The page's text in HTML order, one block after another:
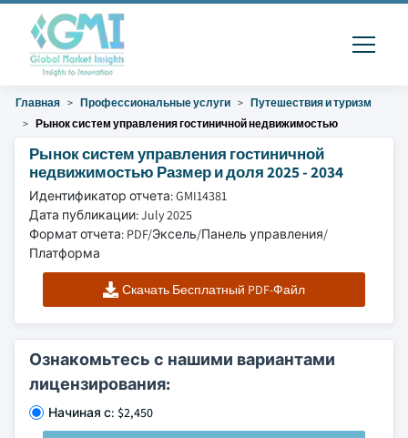
Главная Профессиональные услуги
Путешествия и туризм
Рынок систем управления гостиничной недвижимостью
Рынок систем управления гостиничной
недвижимостью Размер и доля 2025 - 2034
Идентификатор отчета: GMI14381
Дата публикации: July 2025
Формат отчета: PDF/Эксель/Панель управления/
Платформа
Скачать Бесплатный PDF-Файл
Ознакомьтесь с нашими вариантами
лицензирования:
Начиная с: $2,450